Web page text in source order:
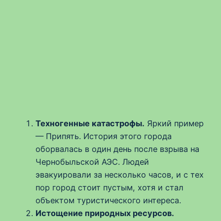
Техногенные катастрофы. Яркий пример
— Припять. История этого города
оборвалась в один день после взрыва на
Чернобыльской АЭС. Людей
эвакуировали за несколько часов, и с тех
пор город стоит пустым, хотя и стал
объектом туристического интереса.
Истощение природных ресурсов.